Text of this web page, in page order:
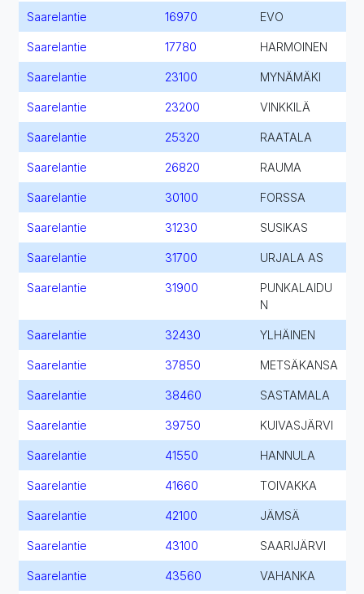
Saarelantie 16970 EVO
Saarelantie 17780 HARMOINEN
Saarelantie 23100 MYNÄMÄKI
Saarelantie 23200 VINKKILÄ
Saarelantie 25320 RAATALA
Saarelantie 26820 RAUMA
Saarelantie 30100 FORSSA
Saarelantie 31230 SUSIKAS
Saarelantie 31700 URJALA AS
Saarelantie 31900
PUNKALAIDU
N
Saarelantie 32430 YLHÄINEN
Saarelantie 37850 METSÄKANSA
Saarelantie 38460 SASTAMALA
Saarelantie 39750 KUIVASJÄRVI
Saarelantie 41550 HANNULA
Saarelantie 41660 TOIVAKKA
Saarelantie 42100 JÄMSÄ
Saarelantie 43100 SAARIJÄRVI
Saarelantie 43560 VAHANKA